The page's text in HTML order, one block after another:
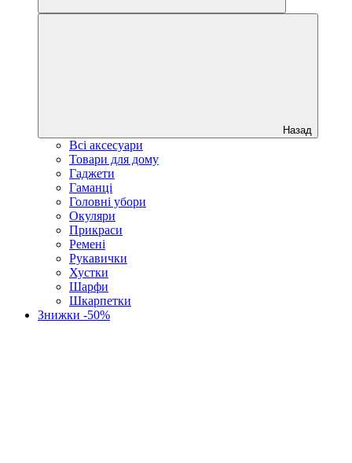
Назад
Всі аксесуари
Товари для дому
Гаджети
Гаманці
Головні убори
Окуляри
Прикраси
Ремені
Рукавички
Хустки
Шарфи
Шкарпетки
Знижки -50%